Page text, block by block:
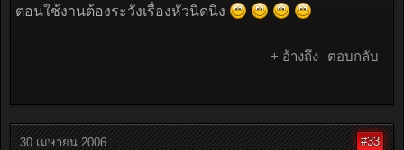
ตอนใช้งานต้องระวังเรื่องหัวนิดนิง
+ อ้างถึง ตอบกลับ
30 เมษายน 2006 #33